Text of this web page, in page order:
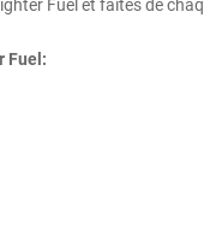
Fuel et faites de
Fuel: